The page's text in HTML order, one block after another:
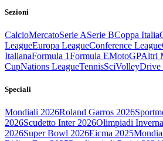
Sezioni
CalcioMercatoSerie ASerie BCoppa Italia
LeagueEuropa LeagueConference League
ItalianaFormula 1Formula EMotoGPAltri
CupNations LeagueTennisSciVolleyDrive
Speciali
Mondiali 2026Roland Garros 2026
2026Scudetto Inter 2026Olimpiadi
2026Super Bowl 2026Eicma 2025